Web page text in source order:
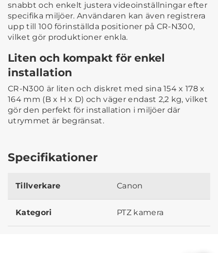
snabbt och enkelt justera videoinställningar efter
specifika miljöer. Användaren kan även registrera
upp till 100 förinställda positioner på CR-N300,
vilket gör produktioner enkla.
Liten och kompakt för enkel
installation
CR-N300 är liten och diskret med sina 154 x 178 x
164 mm (B x H x D) och väger endast 2,2 kg, vilket
gör den perfekt för installation i miljöer där
utrymmet är begränsat.
Specifikationer
Tillverkare Canon
Kategori PTZ kamera